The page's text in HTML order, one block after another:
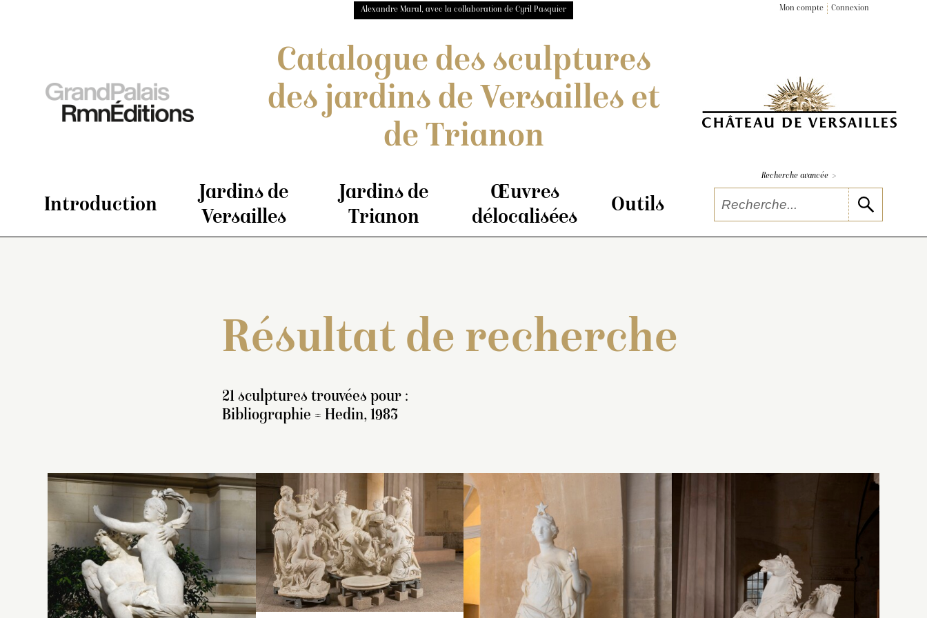
Alexandre Maral, avec la collaboration de Cyril Pasquier Mon compte Connexion
Catalogue des sculptures
des jardins de Versailles et
de Trianon
Introduction
Jardins de
Versailles
Jardins de
Trianon
Œuvres
délocalisées
Outils
Recherche avancée >
Résultat de recherche
21 sculptures trouvées pour :
Bibliographie = Hedin, 1983
Inventaire de 1707 : « Un
grouppe de marbre blanc,
représentant Borée, en
pied, qui enlève la nymphe
Orithie : il a des ailes
Inventaire de 1707 : « Un
groupe de marbre blanc
représentant le bain
d’Apollon au retour de sa
course. Ce dieu paroist
statue de marbre blanc, en
pied, représentant le
Point
du joursous la figure d’une
femme ayant une étoille sur
Inventaire de 1707 : « Un
groupe de marbre blanc,
représentant deux chevaux
d’Appollon accompagnez
de deux tritons, dont l’un